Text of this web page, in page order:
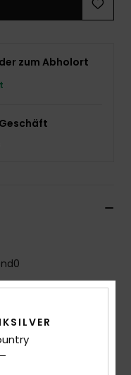
zum Abholort
80 % Baumwolle, 20 %